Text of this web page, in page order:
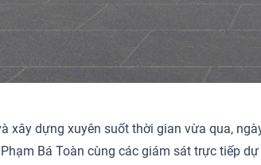
xây dựng xuyên suốt thời gian vừa qua,
Bá Toàn cùng các giám sát trực tiếp